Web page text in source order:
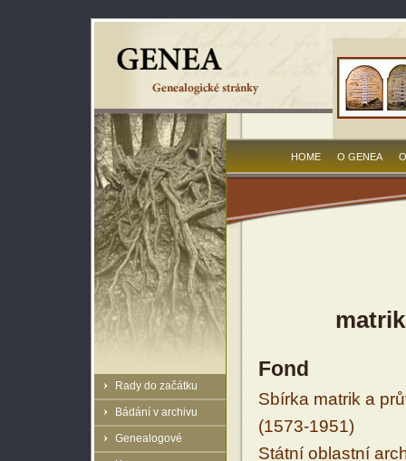
Rady do začátku
Bádání v archivu
Genealogové
HOME O GENEA
Fond
Sbírka matrik a
(1573-1951)
Státní oblastní